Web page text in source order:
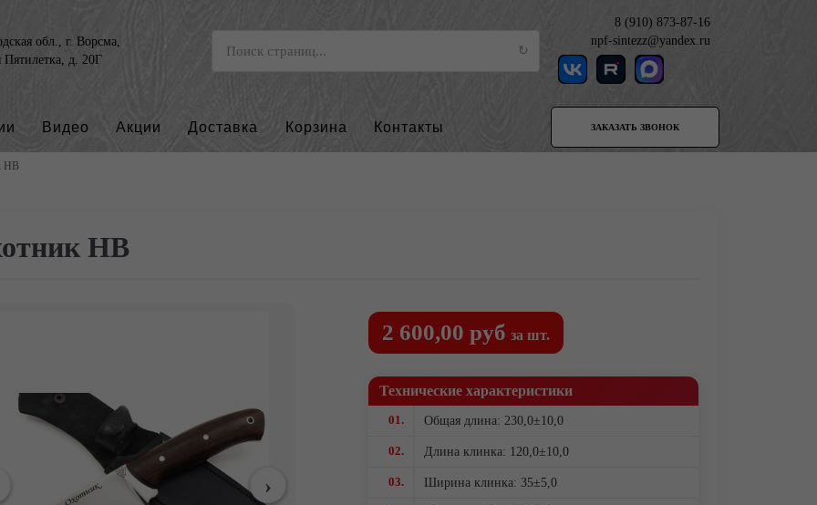
обл., г. Ворсма,
Пятилетка, д. 20Г
8 (910) 873-87-16
npf-sintezz@yandex.ru
Видео Акции Доставка Корзина Контакты ЗАКАЗАТЬ ЗВОНОК
НВ
НВ
2 600,00 руб за шт.
Технические характеристики
01. Общая длина: 230,0±10,0
02. Длина клинка: 120,0±10,0
03. Ширина клинка: 35±5,0